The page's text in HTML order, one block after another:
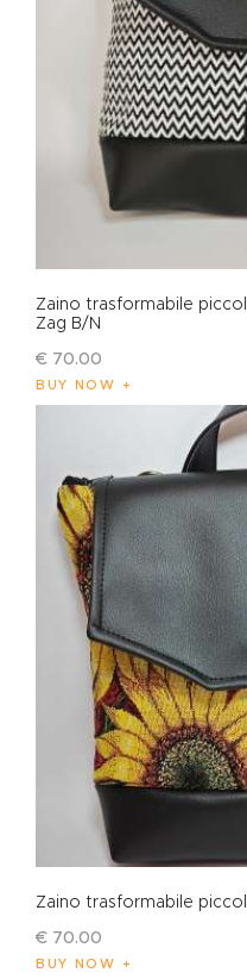
Zaino trasformabile
Zag B/N
€ 70.00
BUY NOW
Zaino trasformabile
€ 70.00
BUY NOW